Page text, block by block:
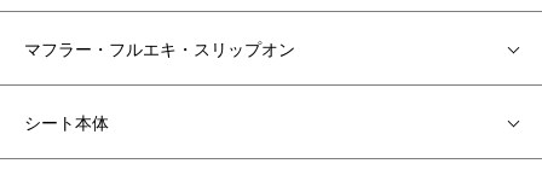
マフラー・フルエキ・スリップオン
シート本体